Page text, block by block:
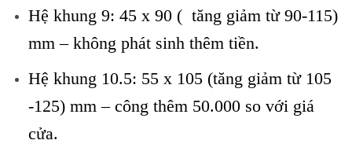
Hệ khung 9: 45 x 90 ( tăng giảm từ 90-115)
mm – không phát sinh thêm tiền.
Hệ khung 10.5: 55 x 105 (tăng giảm từ 105
-125) mm – công thêm 50.000 so với giá
cửa.